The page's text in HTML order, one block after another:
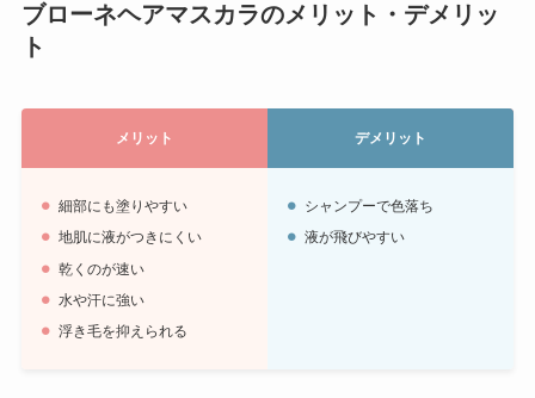
ブローネヘアマスカラのメリット・デメリッ
ト
メリット デメリット
細部にも塗りやすい
地肌に液がつきにくい
乾くのが速い
水や汗に強い
浮き毛を抑えられる
シャンプーで色落ち
液が飛びやすい